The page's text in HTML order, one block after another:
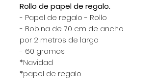
Rollo de papel de regalo.
- Papel de regalo - Rollo
- Bobina de 70 cm de ancho
por 2 metros de largo
- 60 gramos
*Navidad
*papel de regalo